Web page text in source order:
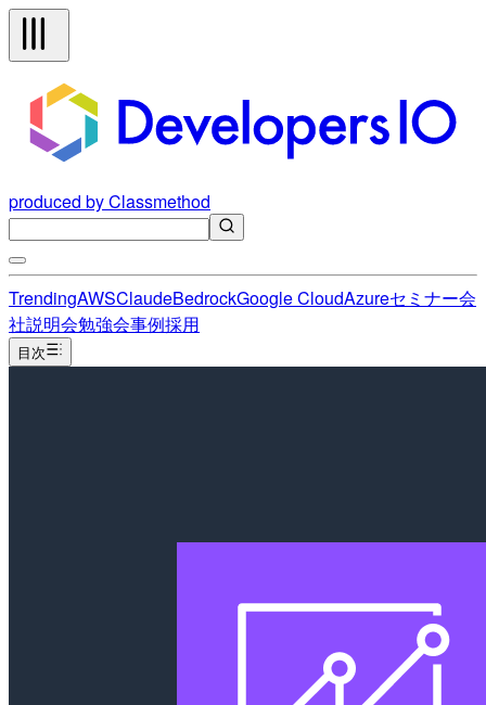
produced by Classmethod
TrendingAWSClaudeBedrockGoogle CloudAzureセミナー会
社説明会勉強会事例採用
目次